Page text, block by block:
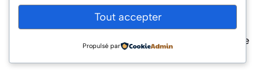
l’empreinte carbone logistique. Des efforts sont
aussi réalisés pour allonger leur cycle de vie et
favoriser le recyclage des composants dans une
Tout accepter
Propulsé par